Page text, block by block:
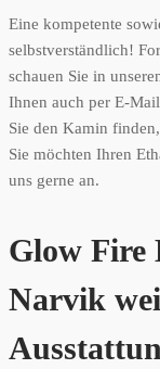
Eine kompetente
selbstverständlich!
schauen Sie in
Ihnen auch per E-
Sie den Kamin
Sie möchten Ihren
uns gerne an.
Glow Fire
Narvik